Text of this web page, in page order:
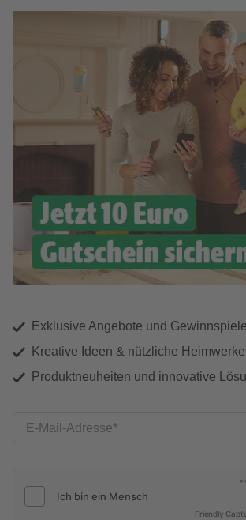
Exklusive Angebote und Gewinnspiele
Kreative Ideen & nützliche
Produktneuheiten und innovative
E-Mail-Adresse
Friendly